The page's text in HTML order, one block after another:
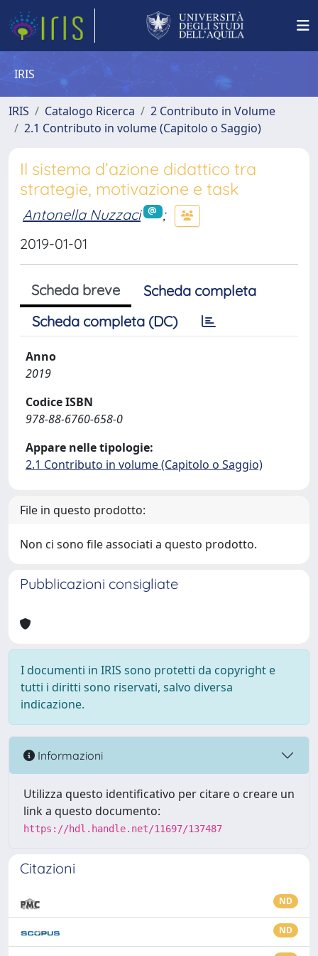
IRIS
IRIS Catalogo Ricerca
2 Contributo in Volume
2.1 Contributo in volume (Capitolo o Saggio)
Il sistema d’azione didattico tra
strategie, motivazione e task
Antonella Nuzzaci
;
2019-01-01
Scheda breve
Scheda completa
Scheda completa (DC)
Anno
2019
Codice ISBN
978-88-6760-658-0
Appare nelle tipologie:
2.1 Contributo in volume (Capitolo o Saggio)
File in questo prodotto:
Non ci sono file associati a questo prodotto.
Pubblicazioni consigliate
I documenti in IRIS sono protetti da copyright e
tutti i diritti sono riservati, salvo diversa
indicazione.
Informazioni
Utilizza questo identificativo per citare o creare un
link a questo documento:
https://hdl.handle.net/11697/137487
Citazioni
ND
ND